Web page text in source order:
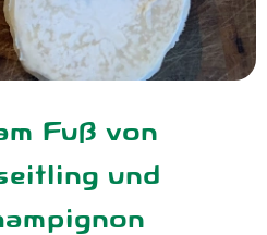
Fuß von
und